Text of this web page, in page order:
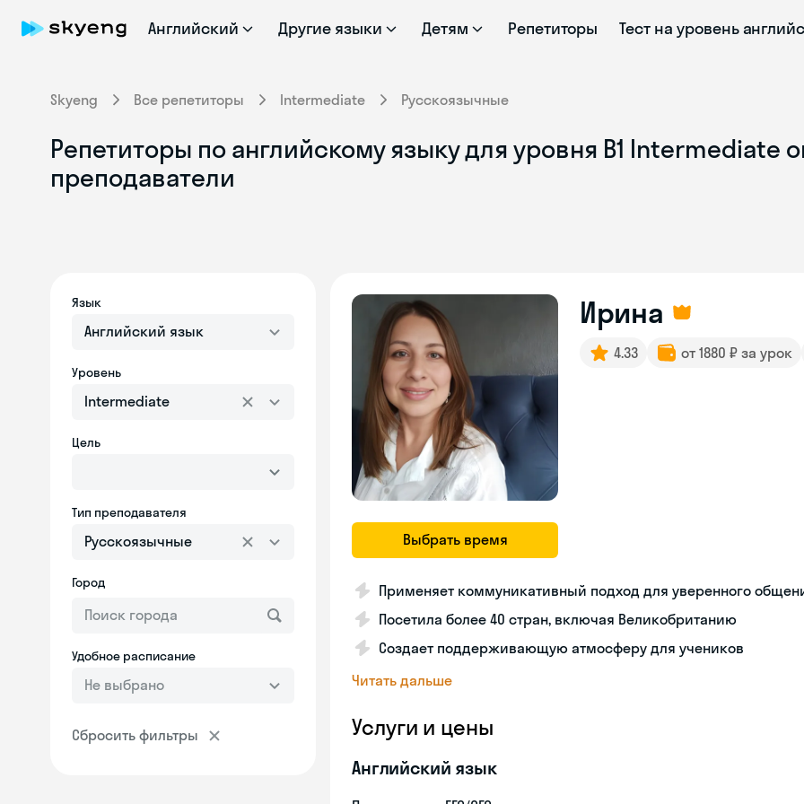
Английский Другие языки Детям Репетиторы Тест на уровень
Skyeng Все репетиторы Intermediate Русскоязычные
Репетиторы по английскому языку для уровня B1 Intermediate
преподаватели
Язык
Английский язык
Уровень
Intermediate
Цель
Тип преподавателя
Русскоязычные
Город
Удобное расписание
Не выбрано
Сбросить фильтры
Выбрать время
Ирина
4.33 от 1880 ₽ за урок
Применяет коммуникативный подход для уверенного
Посетила более 40 стран, включая Великобританию
Создает поддерживающую атмосферу для учеников
Читать дальше
Услуги и цены
Английский язык